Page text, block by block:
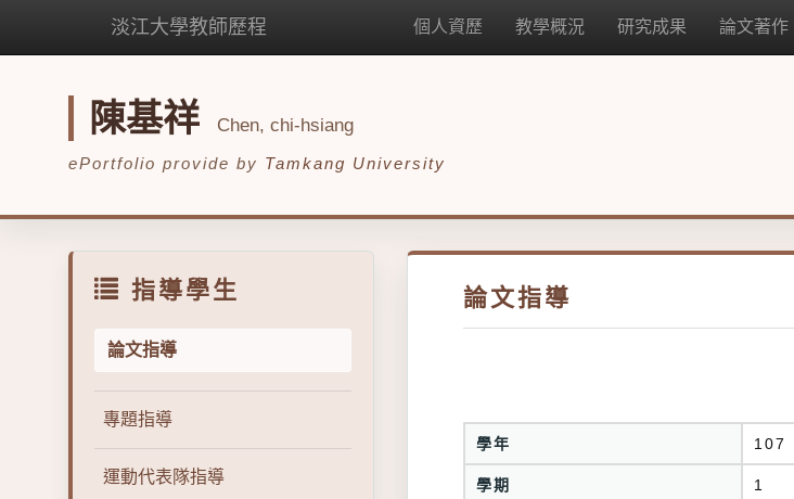
淡江大學教師歷程 個人資歷 教學概況 研究成果 論文著作
陳基祥 Chen, chi-hsiang
ePortfolio provide by Tamkang University
指導學生
論文指導
專題指導
運動代表隊指導
論文指導
學年 107
學期 1